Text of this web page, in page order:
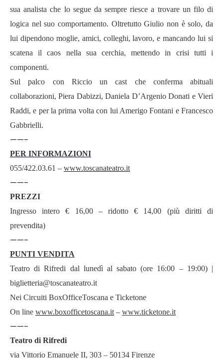
sua analista che lo segue da sempre riesce a trovare un filo di
logica nel suo comportamento. Oltretutto Giulio non è solo, da
lui dipendono moglie, amici, colleghi, lavoro, e mancando lui si
scatena il caos nella sua cerchia, mettendo in crisi tutti i
componenti.
Sul palco con Riccio un cast che conferma abituali
collaborazioni, Piera Dabizzi, Daniela D’Argenio Donati e Vieri
Raddi, e per la prima volta con lui Amerigo Fontani e Francesco
Gabbrielli.
——-
PER INFORMAZIONI
055/422.03.61 – www.toscanateatro.it
——-
PREZZI
Ingresso intero € 16,00 – ridotto € 14,00 (più diritti di
prevendita)
——-
PUNTI VENDITA
Teatro di Rifredi dal lunedì al sabato (ore 16:00 – 19:00) |
biglietteria@toscanateatro.it
Nei Circuiti BoxOfficeToscana e Ticketone
On line www.boxofficetoscana.it – www.ticketone.it
——-
Teatro di Rifredi
via Vittorio Emanuele II, 303 – 50134 Firenze